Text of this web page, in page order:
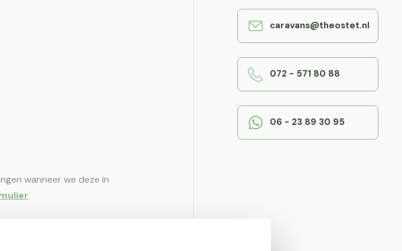
wanneer we deze in
.
caravans@theostet.nl
072 - 571 80 88
06 - 23 89 30 95